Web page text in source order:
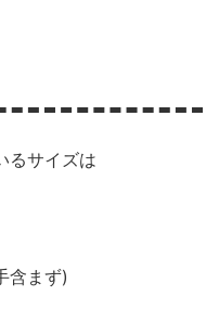
るサイズは
含まず)